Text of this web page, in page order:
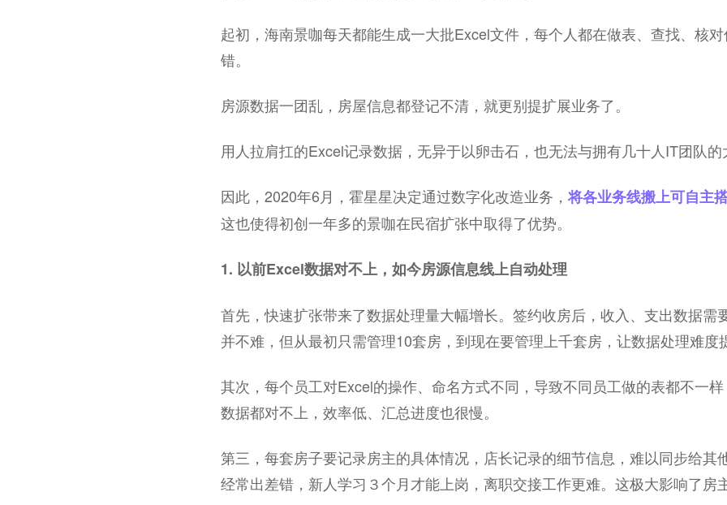
起初，海南景咖每天都能生成一大批Excel文件，每个人都在做表、查找、核
错。
房源数据一团乱，房屋信息都登记不清，就更别提扩展业务了。
用人拉肩扛的Excel记录数据，无异于以卵击石，也无法与拥有几十人IT团队
因此，2020年6月，霍星星决定通过数字化改造业务， 将各业务线搬上可自主
这也使得初创一年多的景咖在民宿扩张中取得了优势。
1. 以前Excel数据对不上，如今房源信息线上自动处理
首先，快速扩张带来了数据处理量大幅增长。签约收房后，收入、支出数据需
并不难，但从最初只需管理10套房，到现在要管理上千套房，让数据处理难度
其次，每个员工对Excel的操作、命名方式不同，导致不同员工做的表都不一
数据都对不上，效率低、汇总进度也很慢。
第三，每套房子要记录房主的具体情况，店长记录的细节信息，难以同步给其
经常出差错，新人学习３个月才能上岗，离职交接工作更难。这极大影响了房